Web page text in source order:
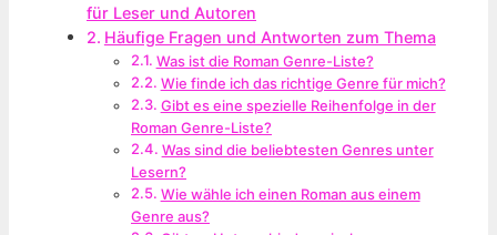
für Leser und Autoren
Häufige Fragen und Antworten zum Thema
Was ist die Roman Genre-Liste?
Wie finde ich das richtige Genre für mich?
Gibt es eine spezielle Reihenfolge in der
Roman Genre-Liste?
Was sind die beliebtesten Genres unter
Lesern?
Wie wähle ich einen Roman aus einem
Genre aus?